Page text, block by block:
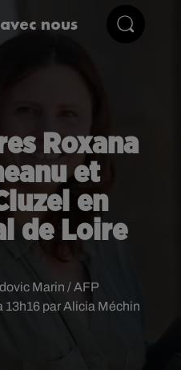
nous
Roxana
et
en
de Loire
13h16 par Alicia Méchin
Marin / AFP